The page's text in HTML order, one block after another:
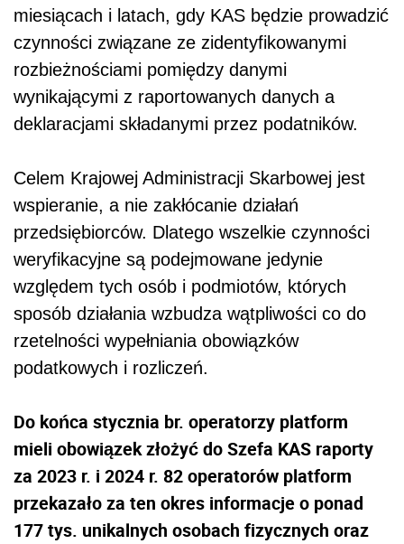
miesiącach i latach, gdy KAS będzie prowadzić
czynności związane ze zidentyfikowanymi
rozbieżnościami pomiędzy danymi
wynikającymi z raportowanych danych a
deklaracjami składanymi przez podatników.
Celem Krajowej Administracji Skarbowej jest
wspieranie, a nie zakłócanie działań
przedsiębiorców. Dlatego wszelkie czynności
weryfikacyjne są podejmowane jedynie
względem tych osób i podmiotów, których
sposób działania wzbudza wątpliwości co do
rzetelności wypełniania obowiązków
podatkowych i rozliczeń.
Do końca stycznia br. operatorzy platform
mieli obowiązek złożyć do Szefa KAS raporty
za 2023 r. i 2024 r. 82 operatorów platform
przekazało za ten okres informacje o ponad
177 tys. unikalnych osobach fizycznych oraz